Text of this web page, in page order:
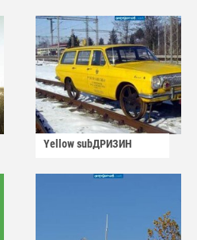
Yellow subДРИЗИН